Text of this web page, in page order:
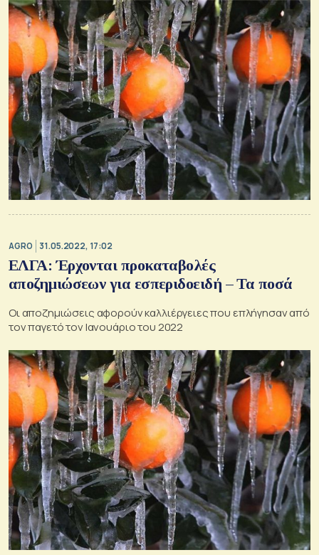
AGRO 31.05.2022, 17:02
ΕΛΓΑ: Έρχονται προκαταβολές
αποζημιώσεων για εσπεριδοειδή – Τα ποσά
Οι αποζημιώσεις αφορούν καλλιέργειες που επλήγησαν από
τον παγετό τον Ιανουάριο του 2022